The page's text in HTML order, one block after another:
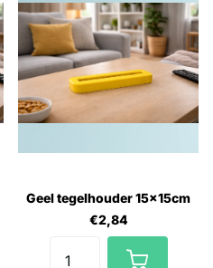
Geel tegelhouder 15x15cm
€2,84